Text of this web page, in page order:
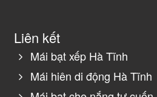
Liên kết
Mái bạt xếp Hà Tĩnh
Mái hiên di động Hà Tĩnh